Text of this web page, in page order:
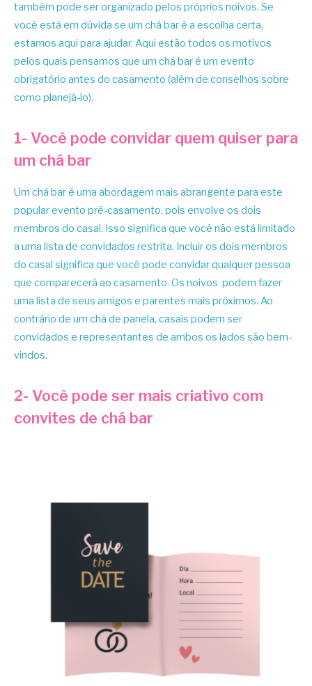
também pode ser organizado pelos próprios noivos. Se
você está em dúvida se um chá bar é a escolha certa,
estamos aqui para ajudar. Aqui estão todos os motivos
pelos quais pensamos que um chá bar é um evento
obrigatório antes do casamento (além de conselhos sobre
como planejá-lo).
1- Você pode convidar quem quiser para
um chá bar
Um chá bar é uma abordagem mais abrangente para este
popular evento pré-casamento, pois envolve os dois
membros do casal. Isso significa que você não está limitado
a uma lista de convidados restrita. Incluir os dois membros
do casal significa que você pode convidar qualquer pessoa
que comparecerá ao casamento. Os noivos podem fazer
uma lista de seus amigos e parentes mais próximos. Ao
contrário de um chá de panela, casais podem ser
convidados e representantes de ambos os lados são bem-
vindos.
2- Você pode ser mais criativo com
convites de chá bar